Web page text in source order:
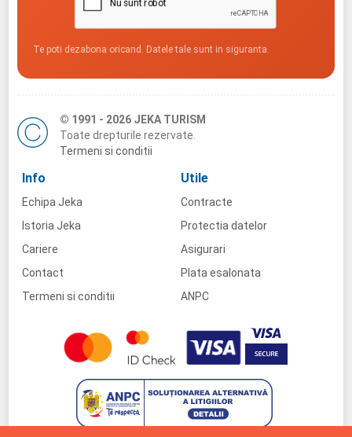
Te poti dezabona oricand. Datele tale sunt in siguranta.
© 1991 - 2026 JEKA TURISM
Toate drepturile rezervate.
Termeni si conditii
Info
Echipa Jeka
Istoria Jeka
Cariere
Contact
Termeni si conditii
Utile
Contracte
Protectia datelor
Asigurari
Plata esalonata
ANPC